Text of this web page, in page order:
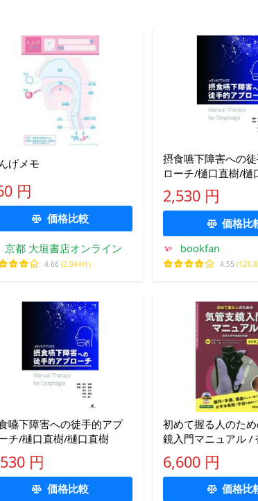
げメモ
円
価格比較
京都 大垣書店オンライン
4.66 (2,944件)
摂食嚥下障害への
ローチ/樋口直樹/樋
2,530 円
価格比
bookfan
4.55
嚥下障害への徒手的アプ
チ/樋口直樹/樋口直樹
円
価格比較
初めて握る人のた
鏡入門マニュアル /
吸器内科
6,600 円
価格比